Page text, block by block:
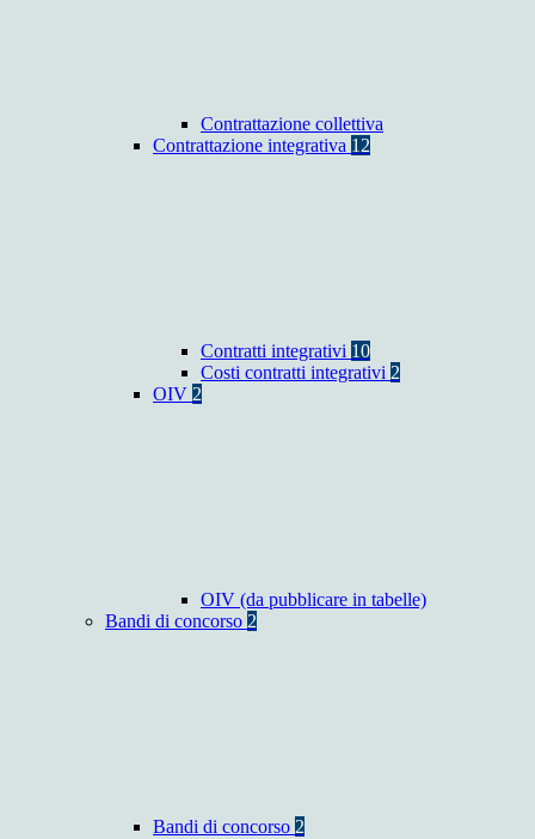
Contrattazione collettiva
Contrattazione integrativa 12
Contratti integrativi 10
Costi contratti integrativi 2
OIV 2
OIV (da pubblicare in tabelle)
Bandi di concorso 2
Bandi di concorso 2